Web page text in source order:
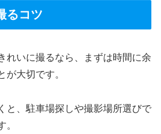
るコツ
れいに撮るなら、まずは時間に余
が大切です。
と、駐車場探しや撮影場所選びで
。